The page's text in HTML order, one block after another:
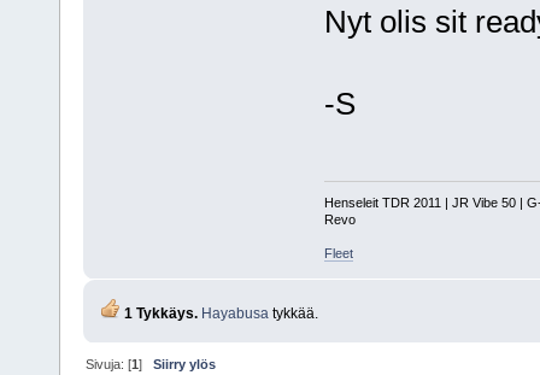
Nyt olis sit
-S
Henseleit TDR 2011 | JR Vibe 50 |
Revo
Fleet
1 Tykkäys. Hayabusatykkää.
Sivuja: [1]Siirry ylös